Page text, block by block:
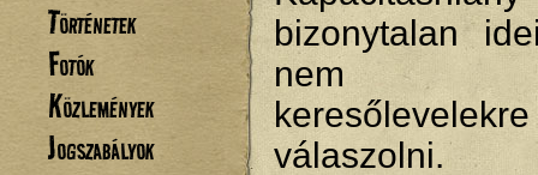
Történetek
Fotók
Közlemények
Jogszabályok
bizonytalan
nem
keresőlevelekre
válaszolni.